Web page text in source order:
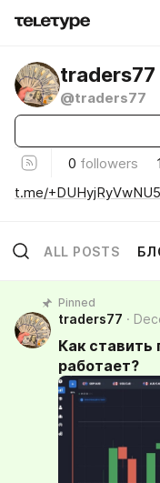
traders77
@traders77
0 followers 1
t.me/
ALL POSTS
Pinned
traders77
Как ставить
работает?